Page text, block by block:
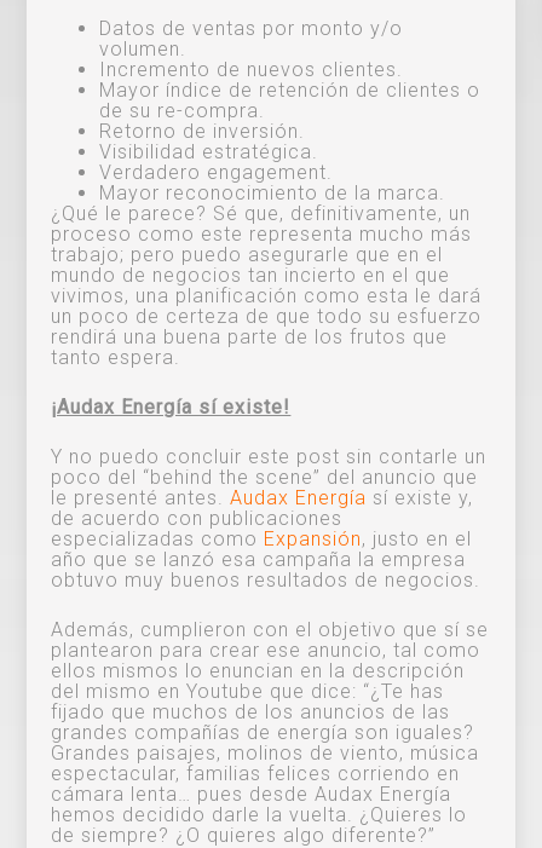
Datos de ventas por monto y/o
volumen.
Incremento de nuevos clientes.
Mayor índice de retención de clientes o
de su re-compra.
Retorno de inversión.
Visibilidad estratégica.
Verdadero engagement.
Mayor reconocimiento de la marca.
¿Qué le parece? Sé que, definitivamente, un
proceso como este representa mucho más
trabajo; pero puedo asegurarle que en el
mundo de negocios tan incierto en el que
vivimos, una planificación como esta le dará
un poco de certeza de que todo su esfuerzo
rendirá una buena parte de los frutos que
tanto espera.
¡Audax Energía sí existe!
Y no puedo concluir este post sin contarle un
poco del “behind the scene” del anuncio que
le presenté antes.Audax Energía sí existe y,
de acuerdo con publicaciones
especializadas como Expansión, justo en el
año que se lanzó esa campaña la empresa
obtuvo muy buenos resultados de negocios.
Además, cumplieron con el objetivo que sí se
plantearon para crear ese anuncio, tal como
ellos mismos lo enuncian en la descripción
del mismo en Youtube que dice: “¿Te has
fijado que muchos de los anuncios de las
grandes compañías de energía son iguales?
Grandes paisajes, molinos de viento, música
espectacular, familias felices corriendo en
cámara lenta… pues desde Audax Energía
hemos decidido darle la vuelta. ¿Quieres lo
de siempre? ¿O quieres algo diferente?”